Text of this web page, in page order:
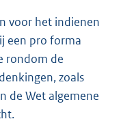
voor het indienen
een pro forma
rondom de
zoals
de Wet algemene